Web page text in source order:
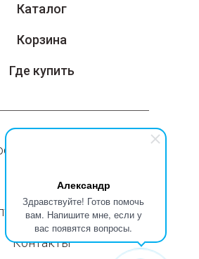
Александр
Здравствуйте! Готов помочь
вам. Напишите мне, если у
вас появятся вопросы.
Каталог
Корзина
Где купить
и оплата
Компания
продажи
Контакты